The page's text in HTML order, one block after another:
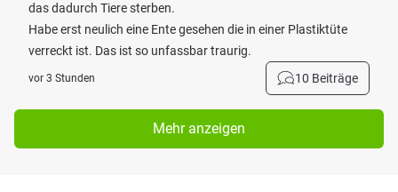
das dadurch Tiere sterben.
Habe erst neulich eine Ente gesehen die in einer Plastiktüte
verreckt ist. Das ist so unfassbar traurig.
vor 3 Stunden 10 Beiträge
Mehr anzeigen